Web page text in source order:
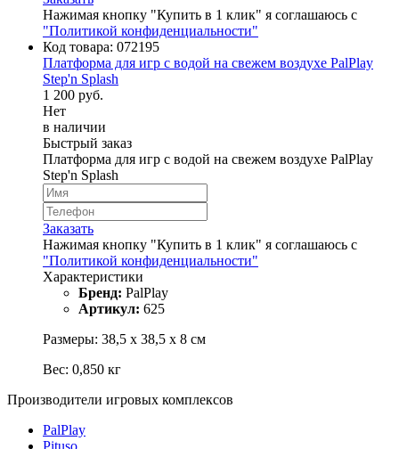
Нажимая кнопку "Купить в 1 клик" я соглашаюсь с
"Политикой конфиденциальности"
Код товара: 072195
Платформа для игр с водой на свежем воздухе PalPlay
Step'n Splash
1 200 руб.
Нет
в наличии
Быстрый заказ
Платформа для игр с водой на свежем воздухе PalPlay
Step'n Splash
Заказать
Нажимая кнопку "Купить в 1 клик" я соглашаюсь с
"Политикой конфиденциальности"
Характеристики
Бренд: PalPlay
Артикул: 625
Размеры: 38,5 х 38,5 х 8 см
Вес: 0,850 кг
Производители игровых комплексов
PalPlay